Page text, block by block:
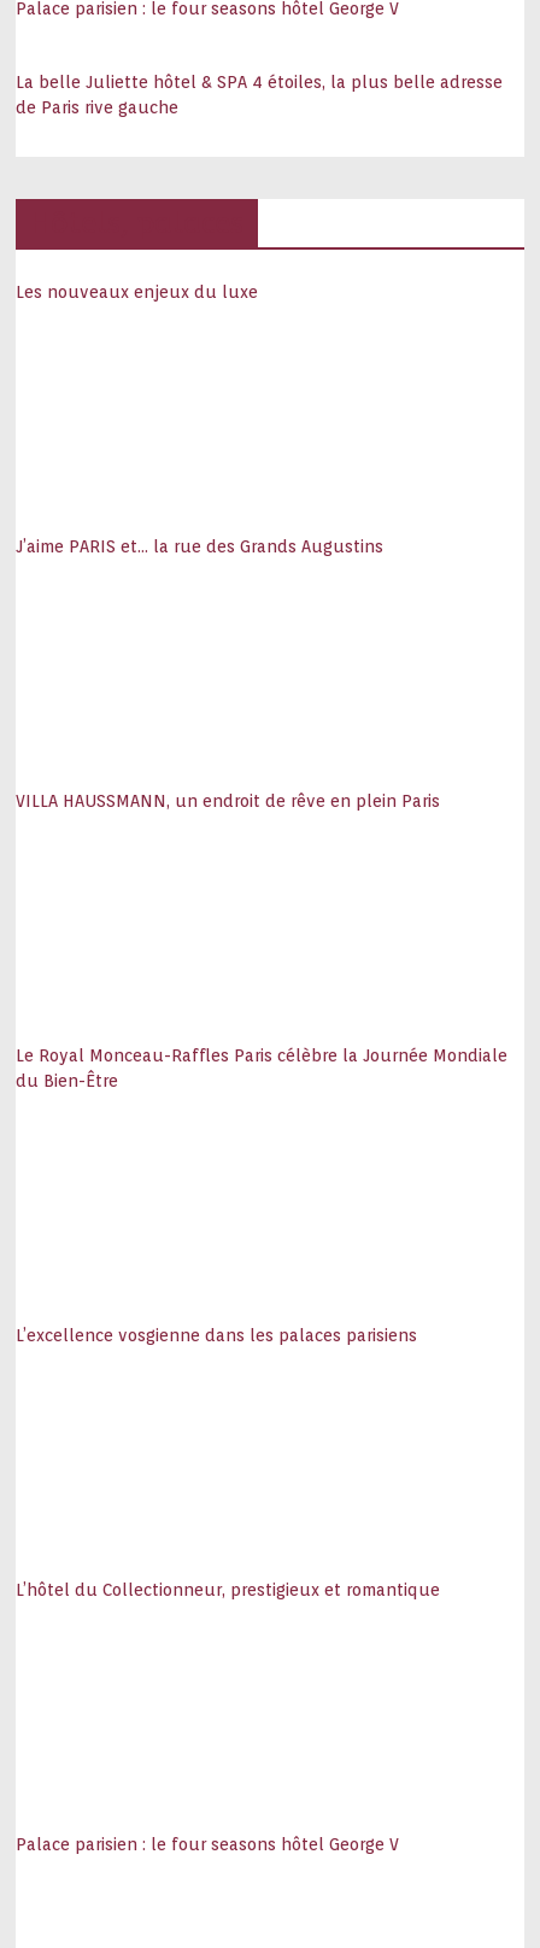
Palace parisien : le four seasons hôtel George V
La belle Juliette hôtel & SPA 4 étoiles, la plus belle adresse
de Paris rive gauche
Les nouveaux enjeux du luxe
J’aime PARIS et… la rue des Grands Augustins
VILLA HAUSSMANN, un endroit de rêve en plein Paris
Le Royal Monceau-Raffles Paris célèbre la Journée Mondiale
du Bien-Être
L’excellence vosgienne dans les palaces parisiens
L’hôtel du Collectionneur, prestigieux et romantique
Palace parisien : le four seasons hôtel George V